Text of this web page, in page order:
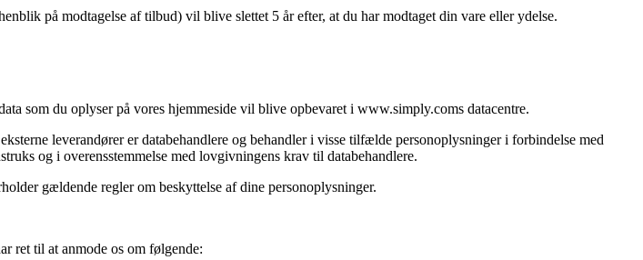
på modtagelse af tilbud) vil blive slettet 5 år efter, at du har modtaget din vare eller ydelse.
som du oplyser på vores hjemmeside vil blive opbevaret i www.simply.coms datacentre.
leverandører er databehandlere og behandler i visse tilfælde personoplysninger i forbindelse med
og i overensstemmelse med lovgivningens krav til databehandlere.
gældende regler om beskyttelse af dine personoplysninger.
ret til at anmode os om følgende: